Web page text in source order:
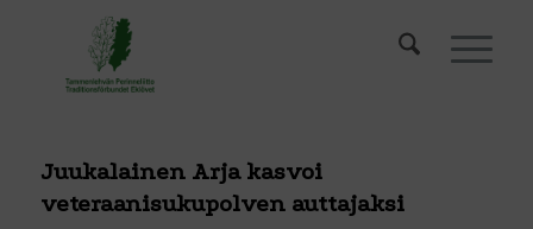
Juukalainen Arja kasvoi
veteraanisukupolven auttajaksi